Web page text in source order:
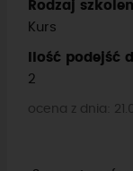
Rodzaj
Kurs
Ilość podejść
2
ocena z dnia: